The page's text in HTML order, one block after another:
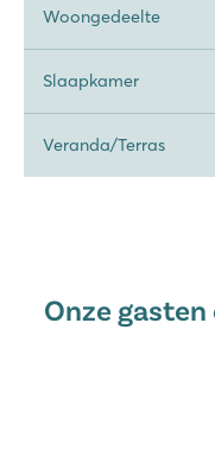
Woongedeelte
Slaapkamer
Veranda/Terras
Onze